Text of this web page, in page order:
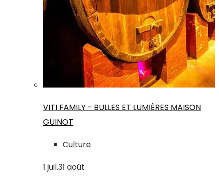
VITI FAMILY - BULLES ET LUMIÈRES MAISON
GUINOT
Culture
1 juil.31 août